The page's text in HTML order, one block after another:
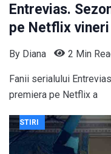
Entrevias.
pe Netflix vineri
By Diana 2 Min
Fanii serialului
premiera pe Netflix a
STIRI